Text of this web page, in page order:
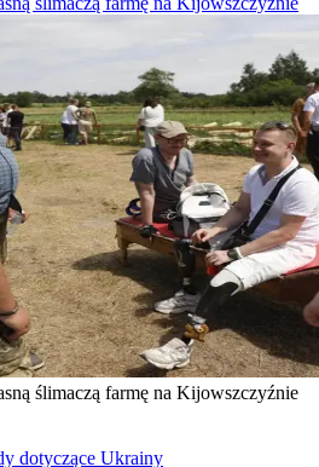
ślimaczą farmę na Kijowszczyźnie
dotyczące Ukrainy